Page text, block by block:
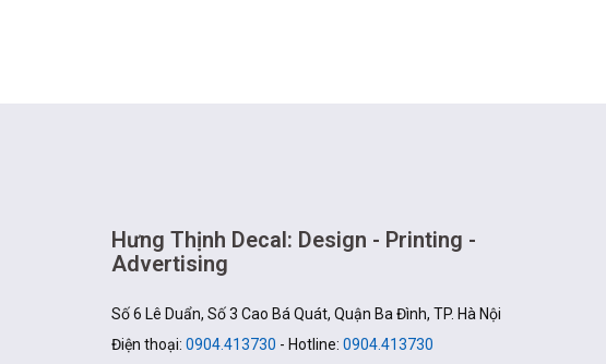
Hưng Thịnh Decal: Design - Printing -
Advertising
Số 6 Lê Duẩn, Số 3 Cao Bá Quát, Quận Ba Đình, TP. Hà Nội
Điện thoại: 0904.413730 - Hotline: 0904.413730